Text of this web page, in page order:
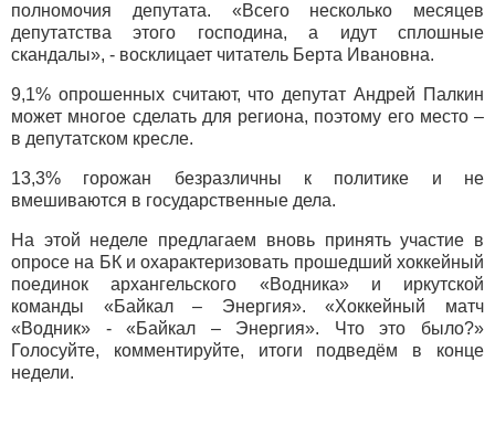
полномочия депутата. «Всего несколько месяцев
депутатства этого господина, а идут сплошные
скандалы», - восклицает читатель Берта Ивановна.
9,1% опрошенных считают, что депутат Андрей Палкин
может многое сделать для региона, поэтому его место –
в депутатском кресле.
13,3% горожан безразличны к политике и не
вмешиваются в государственные дела.
На этой неделе предлагаем вновь принять участие в
опросе на БК и охарактеризовать прошедший хоккейный
поединок архангельского «Водника» и иркутской
команды «Байкал – Энергия». «Хоккейный матч
«Водник» - «Байкал – Энергия». Что это было?»
Голосуйте, комментируйте, итоги подведём в конце
недели.